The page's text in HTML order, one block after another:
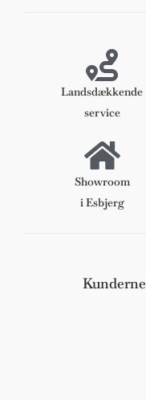
Landsdækkende
service
Showroom
i Esbjerg
Kunderne